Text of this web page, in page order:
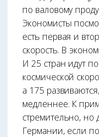
по валовому
Экономисты
есть первая и
скорость. В
И 25 стран идут
космической
а 175
медленнее. К
стремительно, но
Германии, если